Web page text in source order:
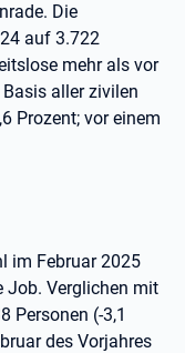
Die
auf 3.722
mehr als vor
aller zivilen
Prozent; vor einem
im Februar 2025
Job. Verglichen mit
Personen (-3,1
des Vorjahres